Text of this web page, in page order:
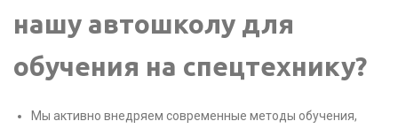
нашу автошколу для
обучения на спецтехнику?
Мы активно внедряем современные методы обучения,